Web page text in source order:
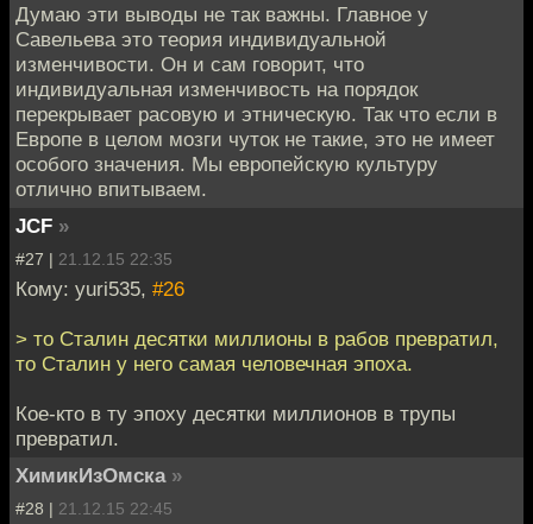
Думаю эти выводы не так важны. Главное у
Савельева это теория индивидуальной
изменчивости. Он и сам говорит, что
индивидуальная изменчивость на порядок
перекрывает расовую и этническую. Так что если в
Европе в целом мозги чуток не такие, это не имеет
особого значения. Мы европейскую культуру
отлично впитываем.
JCF »
#27 | 21.12.15 22:35
Кому: yuri535, #26
> то Сталин десятки миллионы в рабов превратил,
то Сталин у него самая человечная эпоха.
Кое-кто в ту эпоху десятки миллионов в трупы
превратил.
ХимикИзОмска »
#28 | 21.12.15 22:45